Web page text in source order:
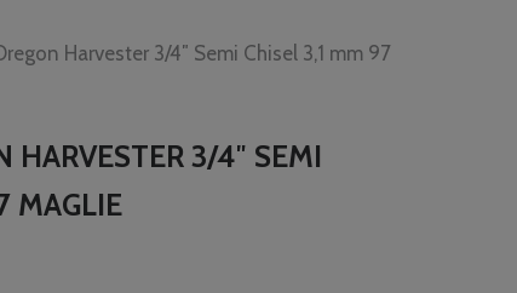
Harvester 3/4″ Semi Chisel 3,1 mm 97
HARVESTER 3/4″ SEMI
MAGLIE